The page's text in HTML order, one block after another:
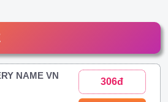
NAME VN
306đ